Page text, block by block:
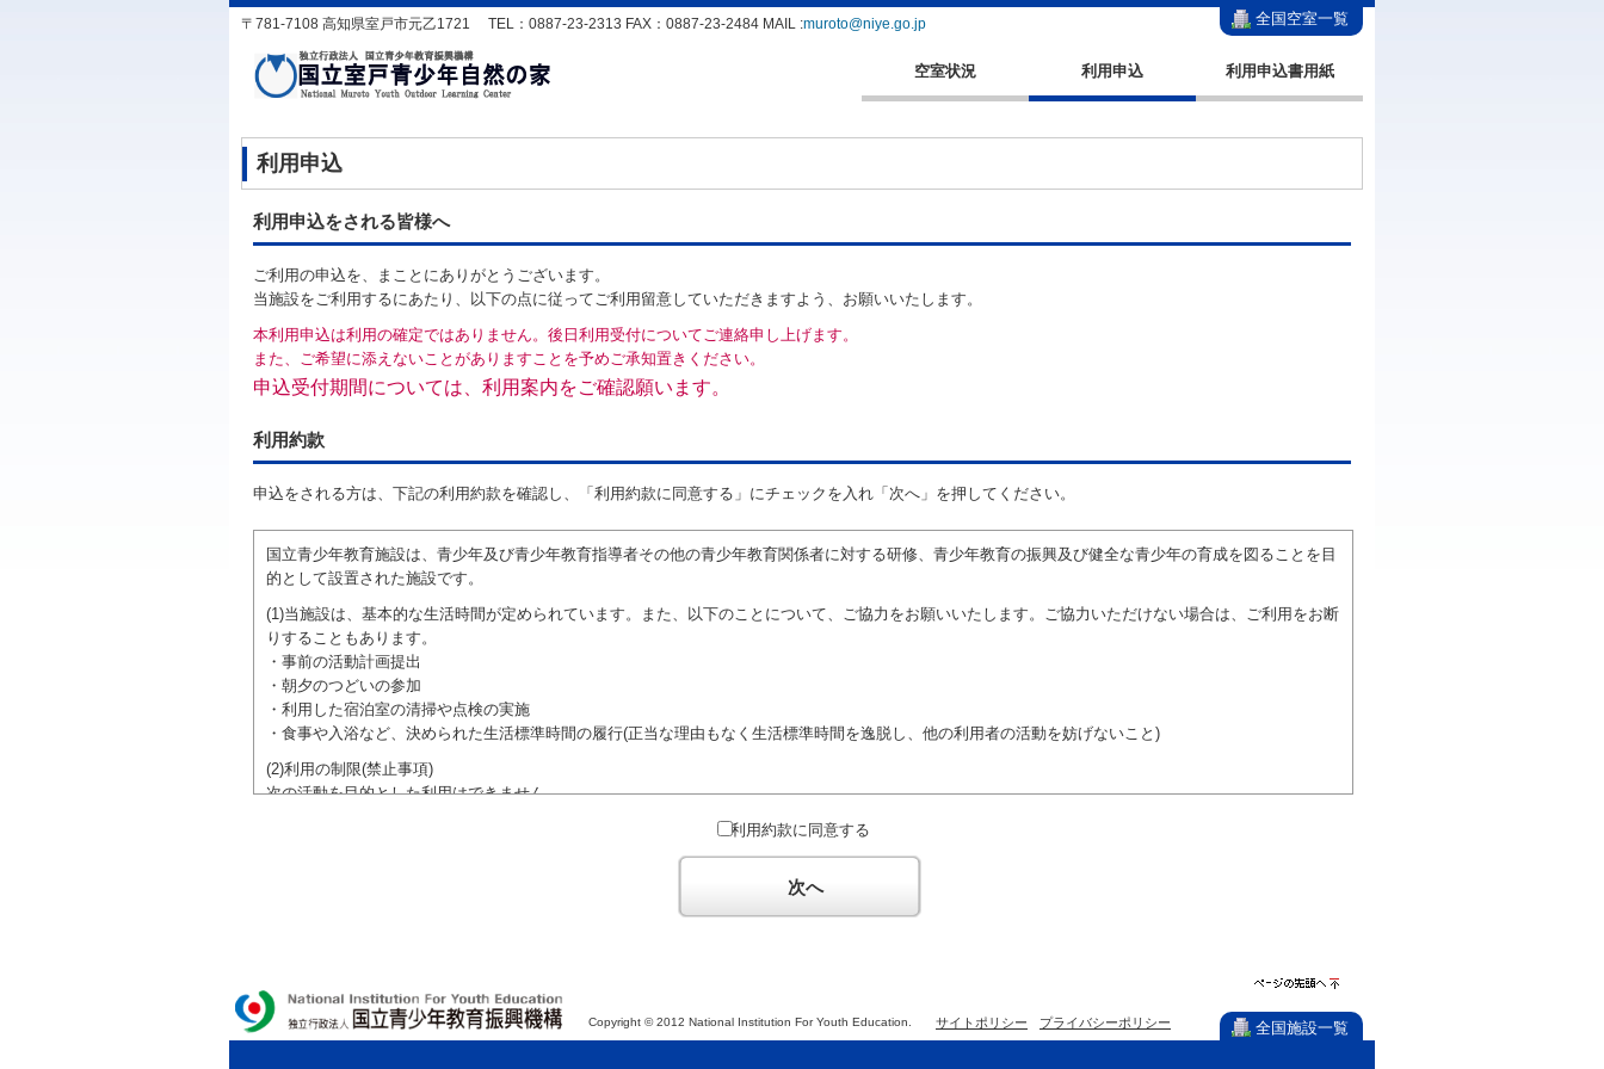
全国空室一覧
〒781-7108 高知県室戸市元乙1721 TEL：0887-23-2313 FAX：0887-23-2484 MAIL :muroto@niye.go.jp
空室状況 利用申込 利用申込書用紙
利用申込
利用申込をされる皆様へ
ご利用の申込を、まことにありがとうございます。
当施設をご利用するにあたり、以下の点に従ってご利用留意していただきますよう、お願いいたします。
本利用申込は利用の確定ではありません。後日利用受付についてご連絡申し上げます。
また、ご希望に添えないことがありますことを予めご承知置きください。
申込受付期間については、利用案内をご確認願います。
利用約款
申込をされる方は、下記の利用約款を確認し、「利用約款に同意する」にチェックを入れ「次へ」を押してください。
国立青少年教育施設は、青少年及び青少年教育指導者その他の青少年教育関係者に対する研修、青少年教育の振興及び健全な青少年の育成を図ることを目
的として設置された施設です。
(1)当施設は、基本的な生活時間が定められています。また、以下のことについて、ご協力をお願いいたします。ご協力いただけない場合は、ご利用をお断
りすることもあります。
・事前の活動計画提出
・朝夕のつどいの参加
・利用した宿泊室の清掃や点検の実施
・食事や入浴など、決められた生活標準時間の履行(正当な理由もなく生活標準時間を逸脱し、他の利用者の活動を妨げないこと)
(2)利用の制限(禁止事項)
次の活動を目的とした利用はできません。
●特定の政党を支持、またはこれに反対するための政治教育その他の政治的活動を目的とした利用
●特定の宗教を支持、またはこれに反対するための宗教教育その他の宗教的活動を目的とした利用(団体が施設内及び施設を利用しながら他の利用者と、地
域での勧誘活動を行ったり、自らの団体の活動をアピールする活動等)
ご利用に際しては、本約款や定められた決まりやマナーを守るとともに、他の利用団体の迷惑とならないようご協力ください。
利用約款に同意する
次へ
頭へ
Copyright © 2012 National Institution For Youth Education. サイトポリシー プライバシーポリシー 全国施設一覧